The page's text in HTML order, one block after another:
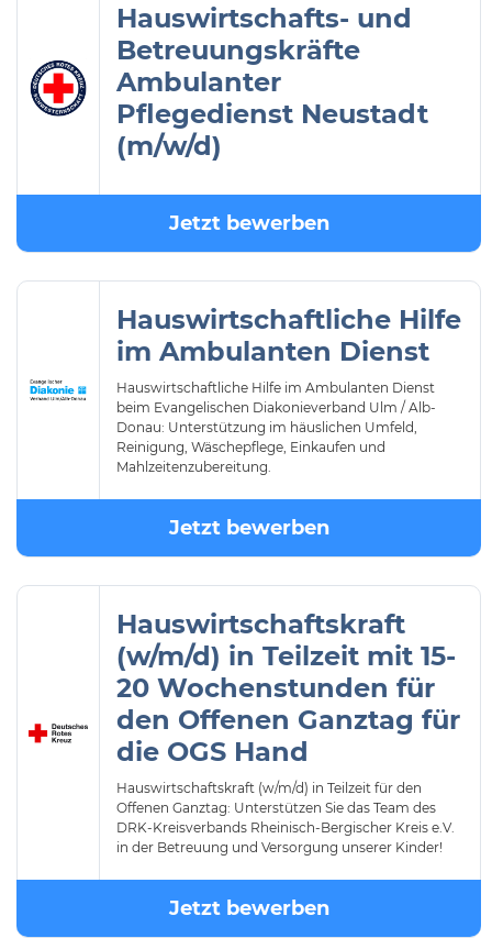
Hauswirtschafts- und
Betreuungskräfte
Ambulanter
Pflegedienst Neustadt
(m/w/d)
Jetzt bewerben
Hauswirtschaftliche Hilfe
im Ambulanten Dienst
Hauswirtschaftliche Hilfe im Ambulanten Dienst
beim Evangelischen Diakonieverband Ulm / Alb-
Donau: Unterstützung im häuslichen Umfeld,
Reinigung, Wäschepflege, Einkaufen und
Mahlzeitenzubereitung.
Jetzt bewerben
Hauswirtschaftskraft
(w/m/d) in Teilzeit mit 15-
20 Wochenstunden für
den Offenen Ganztag für
die OGS Hand
Hauswirtschaftskraft (w/m/d) in Teilzeit für den
Offenen Ganztag: Unterstützen Sie das Team des
DRK-Kreisverbands Rheinisch-Bergischer Kreis e.V.
in der Betreuung und Versorgung unserer Kinder!
Jetzt bewerben